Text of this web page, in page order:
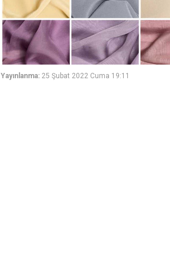
Yayınlanma: 25 Şubat 2022 Cuma 19:11